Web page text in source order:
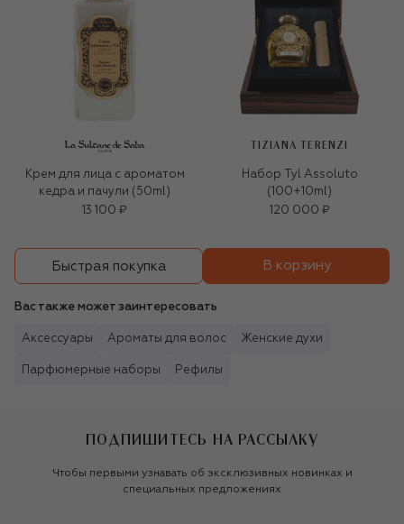
Крем для лица c ароматом
кедра и пачули (50ml)
13 100 ₽
TIZIANA TERENZI
Набор Tyl Assoluto
(100+10ml)
120 000 ₽
Быстрая покупка В корзину
Вас также может заинтересовать
Аксессуары Ароматы для волос Женские духи
Парфюмерные наборы Рефилы
ПОДПИШИТЕСЬ НА РАССЫЛКУ
Чтобы первыми узнавать об эксклюзивных новинках и
специальных предложениях